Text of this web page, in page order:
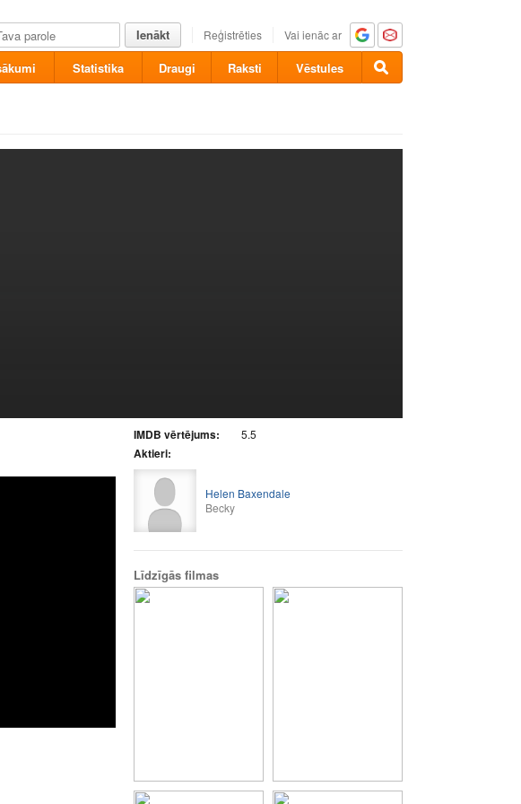
Ienākt Reģistrēties Vai ienāc ar
Statistika Draugi Raksti Vēstules
IMDB vērtējums: 5.5
Aktieri:
Helen Baxendale
Becky
Līdzīgās filmas